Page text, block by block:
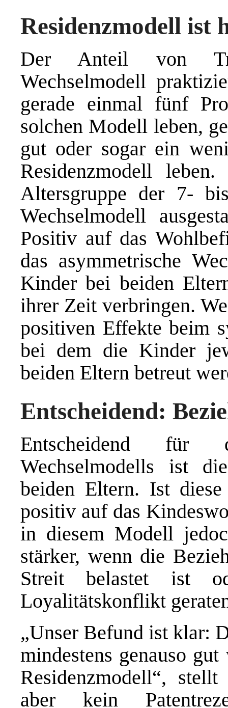
Residenzmodell ist
Der Anteil von
Wechselmodell
gerade einmal fünf
solchen Modell leben,
gut oder sogar ein
Residenzmodell
Altersgruppe der 7-
Wechselmodell
Positiv auf das
das asymmetrische
Kinder bei beiden
ihrer Zeit verbringen.
positiven Effekte beim
bei dem die Kinder
beiden Eltern betreut
Entscheidend:
Entscheidend für
Wechselmodells ist
beiden Eltern. Ist
positiv auf das
in diesem Modell
stärker, wenn die
Streit belastet ist
Loyalitätskonflikt
„Unser Befund ist klar:
mindestens genauso
Residenzmodell“,
aber kein